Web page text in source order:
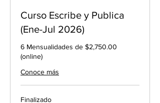
Curso Escribe y Publica
(Ene-Jul 2026)
6 Mensualidades de $2,750.00
(online)
Conoce más
Finalizado